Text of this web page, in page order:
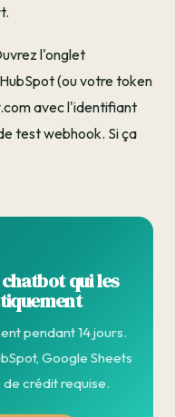
l'onglet
(ou votre token
avec l'identifiant
test webhook. Si ça
qui les
pendant 14 jours.
Google Sheets
crédit requise.